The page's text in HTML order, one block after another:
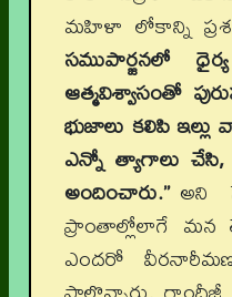
మహిళా లోకాన్ని
సముపార్జనలో
ఆత్మవిశ్వాసంతో
భుజాలు కలిపి
ఎన్నో త్యాగాలు చేసి
అందించారు.”అని
ప్రాంతాల్లోలాగే మన
ఎందరో